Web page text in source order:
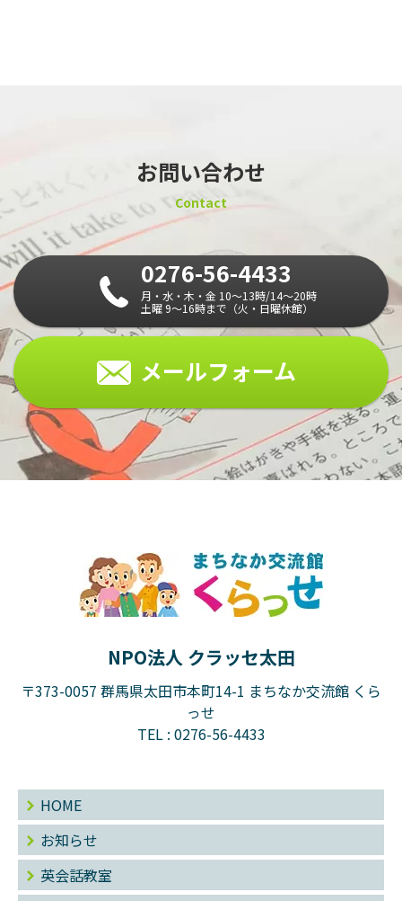
お問い合わせ
Contact
0276-56-4433
月・水・木・金 10～13時/14～20時
土曜 9～16時まで（火・日曜休館）
メールフォーム
NPO法人 クラッセ太田
〒373-0057 群馬県太田市本町14-1 まちなか交流館 くら
っせ
TEL : 0276-56-4433
HOME
お知らせ
英会話教室